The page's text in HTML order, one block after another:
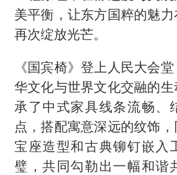
美平衡，让东方国粹的魅
再次绽放光芒。
《国宾椅》登上人民大会
华文化与世界文化交融的
承了中式家具线条流畅、
点，搭配寓意深远的纹饰
宝座造型和古典铆钉嵌入
璧，共同勾勒出一幅和谐